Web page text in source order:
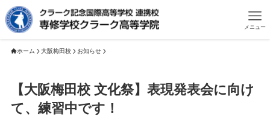
メニュー
ホーム 大阪梅田校 お知らせ
【大阪梅田校 文化祭】表現発表会に向け
て、練習中です！